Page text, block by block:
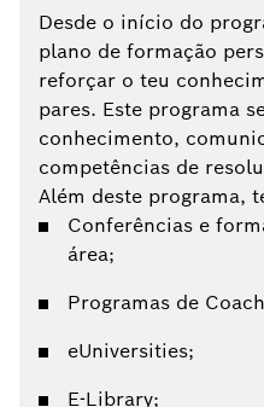
Desde o início do
plano de formação
reforçar o teu
pares. Este programa
conhecimento,
competências de
Além deste programa,
Conferências e
área;
Programas de
eUniversities;
E-Library;